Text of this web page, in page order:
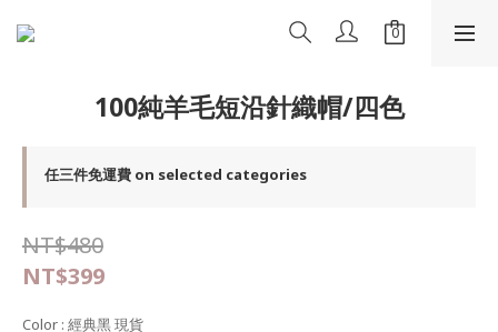
100純羊毛短沿針織帽/四色
任三件免運費 on selected categories
NT$480
NT$399
Color : 經典黑 現貨